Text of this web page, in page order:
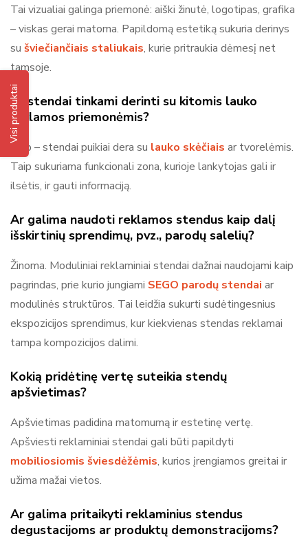
Visi produktai
Tai vizualiai galinga priemonė: aiški žinutė, logotipas, grafika
– viskas gerai matoma. Papildomą estetiką sukuria derinys
su šviečiančiais staliukais, kurie pritraukia dėmesį net
tamsoje.
Ar stendai tinkami derinti su kitomis lauko
reklamos priemonėmis?
Taip – stendai puikiai dera su lauko skėčiais ar tvorelėmis.
Taip sukuriama funkcionali zona, kurioje lankytojas gali ir
ilsėtis, ir gauti informaciją.
Ar galima naudoti reklamos stendus kaip dalį
išskirtinių sprendimų, pvz., parodų salelių?
Žinoma. Moduliniai reklaminiai stendai dažnai naudojami kaip
pagrindas, prie kurio jungiami SEGO parodų stendai ar
modulinės struktūros. Tai leidžia sukurti sudėtingesnius
ekspozicijos sprendimus, kur kiekvienas stendas reklamai
tampa kompozicijos dalimi.
Kokią pridėtinę vertę suteikia stendų
apšvietimas?
Apšvietimas padidina matomumą ir estetinę vertę.
Apšviesti reklaminiai stendai gali būti papildyti
mobiliosiomis šviesdėžėmis, kurios įrengiamos greitai ir
užima mažai vietos.
Ar galima pritaikyti reklaminius stendus
degustacijoms ar produktų demonstracijoms?